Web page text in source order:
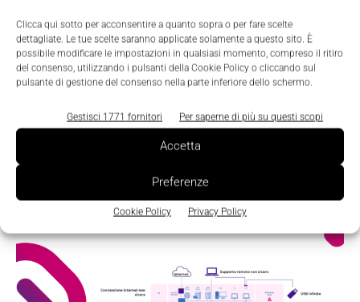
Clicca qui sotto per acconsentire a quanto sopra o per fare scelte
dettagliate. Le tue scelte saranno applicate solamente a questo sito. È
possibile modificare le impostazioni in qualsiasi momento, compreso il ritiro
del consenso, utilizzando i pulsanti della Cookie Policy o cliccando sul
pulsante di gestione del consenso nella parte inferiore dello schermo.
Gestisci 1771 fornitori Per saperne di più su questi scopi
Accetta
Preferenze
Cookie Policy Privacy Policy
tre anni, il nostro Paese è tra i più attaccati a livello
mondiale, anche per la maggior facilità di sferrare
attacchi, visto che è anche tra quelli che investono di
I punti deboli della sicurezza
informatica nel mondo industry